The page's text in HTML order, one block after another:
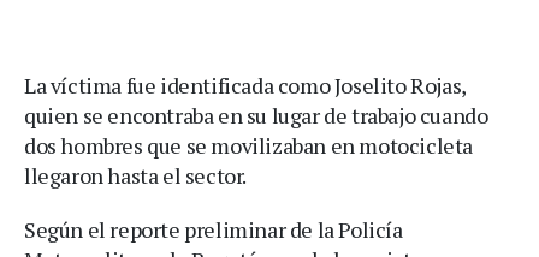
La víctima fue identificada como Joselito Rojas,
quien se encontraba en su lugar de trabajo cuando
dos hombres que se movilizaban en motocicleta
llegaron hasta el sector.
Según el reporte preliminar de la Policía